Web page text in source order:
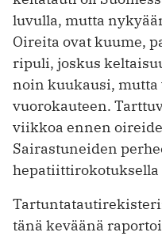
luvulla, mutta
Oireita ovat kuume,
ripuli, joskus
noin kuukausi, mutta
vuorokauteen.
viikkoa ennen
Sairastuneiden
tänä keväänä